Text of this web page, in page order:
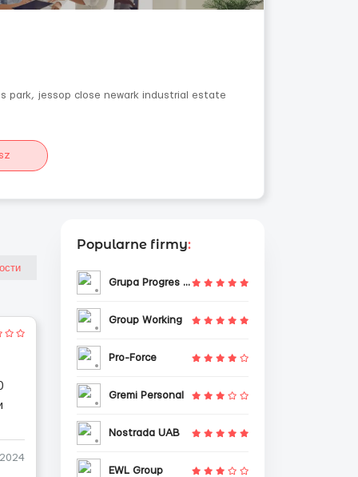
park, jessop close newark industrial estate
Popularne firmy:
Grupa Progres Sp. z o.o.
Group Working
Pro-Force
Gremi Personal
Nostrada UAB
EWL Group